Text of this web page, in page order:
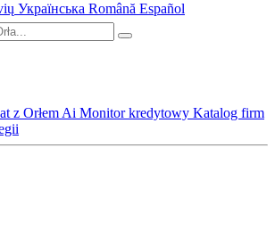
Українська Română Español
z Orłem Ai Monitor kredytowy Katalog firm